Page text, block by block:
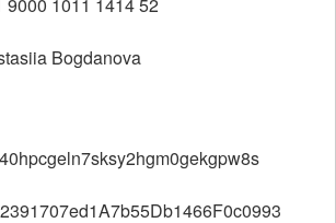
Bogdanova